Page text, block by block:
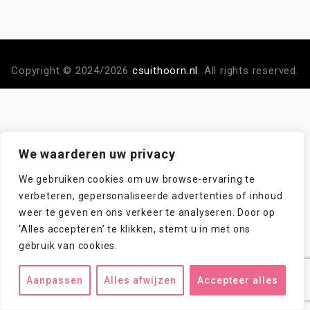
We waarderen uw privacy
We gebruiken cookies om uw browse-ervaring te
verbeteren, gepersonaliseerde advertenties of inhoud
weer te geven en ons verkeer te analyseren. Door op
‘Alles accepteren’ te klikken, stemt u in met ons
gebruik van cookies.
Aanpassen Alles afwijzen Accepteer alles
Copyright © 2024/2026 csuithoorn.nl. All rights reserved.